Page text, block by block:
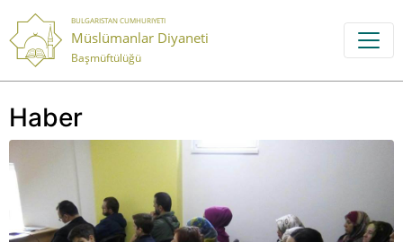
BULGARISTAN CUMHURIYETI
Müslümanlar Diyaneti
Başmüftülüğü
Haber